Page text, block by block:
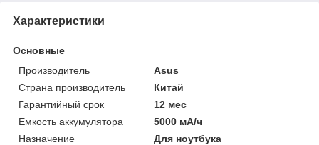
Характеристики
Основные
Производитель
Asus
Страна производитель
Китай
Гарантийный срок
12 мес
Емкость аккумулятора
5000 мА/ч
Назначение
Для ноутбука